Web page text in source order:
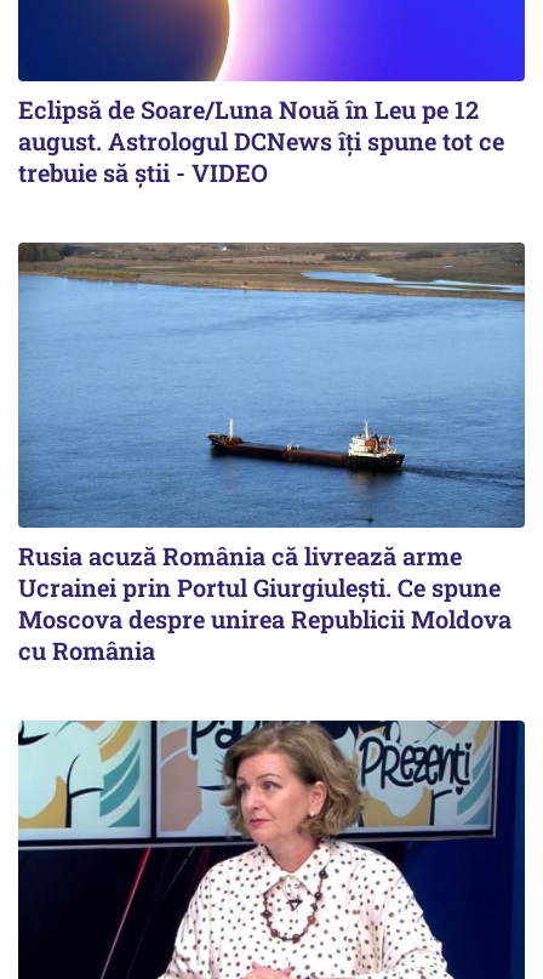
Eclipsă de Soare/Luna Nouă în Leu pe 12
august. Astrologul DCNews îți spune tot ce
trebuie să știi - VIDEO
Rusia acuză România că livrează arme
Ucrainei prin Portul Giurgiulești. Ce spune
Moscova despre unirea Republicii Moldova
cu România